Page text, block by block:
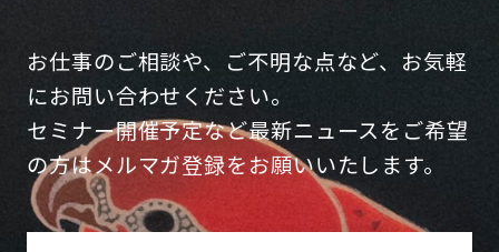
お仕事のご相談や、ご不明な点など、お気軽
にお問い合わせください。
セミナー開催予定など最新ニュースをご希望
の方はメルマガ登録をお願いいたします。